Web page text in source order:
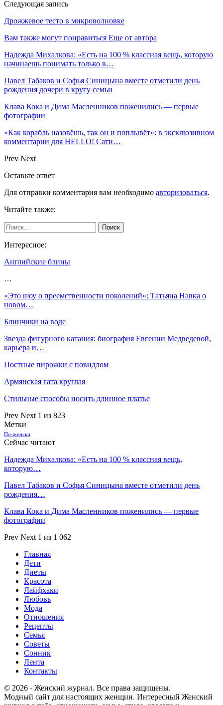
Следующая запись
Дрожжевое тесто в микроволновке
Вам также могут понравиться Еще от автора
Надежда Михалкова: «Есть на 100 % классная вещь, которую
начинаешь понимать только в…
Павел Табаков и Софья Синицына вместе отметили день
рождения дочери в кругу семьи
Клава Кока и Дима Масленников поженились — первые
фотографии
«Как корабль назовёшь, так он и поплывёт»: в эксклюзивном
комментарии для HELLO! Сати…
Prev Next
Оставьте ответ
Для отправки комментария вам необходимо авторизоваться.
Читайте также:
Интересное:
Английские блины
…
«Это шоу о преемственности поколений»: Татьяна Навка о
новом…
Блинчики на воде
Звезда фигурного катания: биография Евгении Медведевой,
карьера и…
Постные пирожки с повидлом
Армянская гата круглая
Стильные способы носить длинное платье
Prev Next 1 из 823
Метки
По-женски
Сейчас читают
Надежда Михалкова: «Есть на 100 % классная вещь,
которую…
Павел Табаков и Софья Синицына вместе отметили день
рождения…
Клава Кока и Дима Масленников поженились — первые
фотографии
Prev Next 1 из 1 062
Главная
Дети
Диеты
Красота
Лайфхаки
Любовь
Мода
Отношения
Рецепты
Семья
Советы
Сонник
Лента
Контакты
© 2026 - Женский журнал. Все права защищены.
Модный сайт для настоящих женщин. Интересный Женский